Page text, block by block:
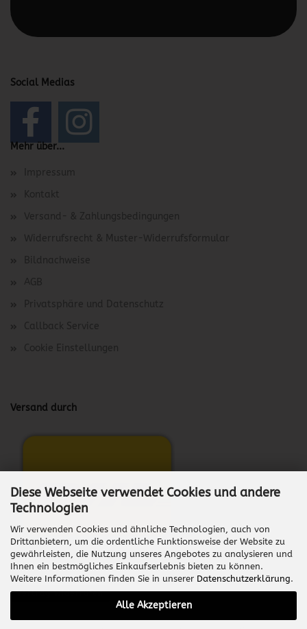
Diese Webseite verwendet Cookies und andere
Technologien
Wir verwenden Cookies und ähnliche Technologien, auch von
Drittanbietern, um die ordentliche Funktionsweise der Website zu
gewährleisten, die Nutzung unseres Angebotes zu analysieren und
Ihnen ein bestmögliches Einkaufserlebnis bieten zu können.
Weitere Informationen finden Sie in unserer Datenschutzerklärung.
Alle Akzeptieren
Social Medias
Mehr über...
Impressum
Kontakt
Versand- & Zahlungsbedingungen
Widerrufsrecht & Muster-Widerrufsformular
Bildnachweise
AGB
Privatsphäre und Datenschutz
Callback Service
Cookie Einstellungen
Versand durch
Vertrag widerrufen